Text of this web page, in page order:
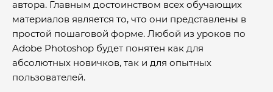
автора. Главным достоинством всех обучающих
материалов является то, что они представлены в
простой пошаговой форме. Любой из уроков по
Adobe Photoshop будет понятен как для
абсолютных новичков, так и для опытных
пользователей.